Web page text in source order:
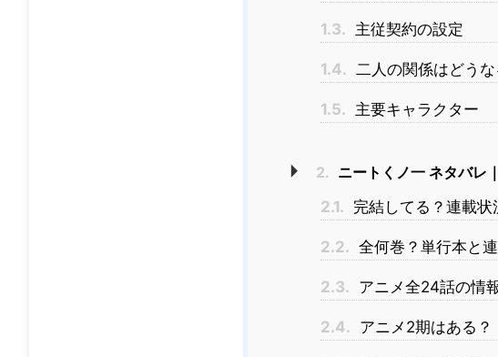
1.3. 主従契約の設定
1.4. 二人の関係はどうな
1.5. 主要キャラクター
2. ニートくノ一 ネタバレ
2.1. 完結してる？連載状
2.2. 全何巻？単行本と
2.3. アニメ全24話の情
2.4. アニメ2期はある？